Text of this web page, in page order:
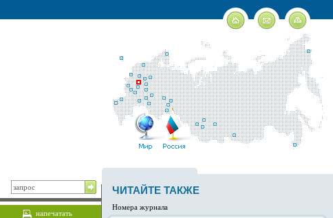
напечатать
ЧИТАЙТЕ ТАКЖЕ
Номера журнала